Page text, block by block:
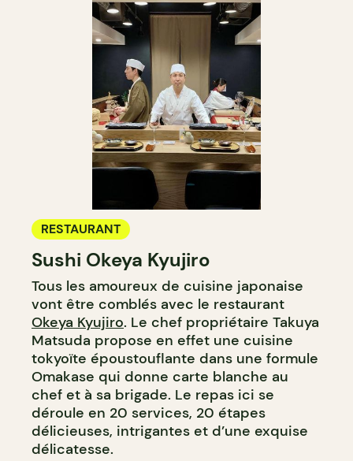
RESTAURANT
Sushi Okeya Kyujiro
Tous les amoureux de cuisine japonaise
vont être comblés avec le restaurant
Okeya Kyujiro. Le chef propriétaire Takuya
Matsuda propose en effet une cuisine
tokyoïte époustouflante dans une formule
Omakase qui donne carte blanche au
chef et à sa brigade. Le repas ici se
déroule en 20 services, 20 étapes
délicieuses, intrigantes et d’une exquise
délicatesse.